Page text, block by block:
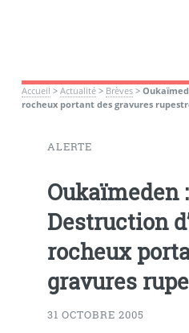
Accueil > Actualité> Brèves>
rocheux portant des gravures
ALERTE
Oukaïmeden :
Destruction
rocheux
gravures
31 OCTOBRE 2005